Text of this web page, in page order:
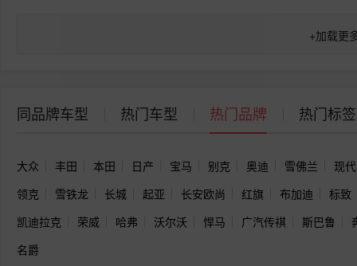
+加载更
同品牌车型 热门车型 热门品牌 热门标签
大众 丰田 本田 日产 宝马 别克 奥迪 雪佛兰
现代
领克
雪铁龙 长城 起亚 长安欧尚 红旗 布加迪
标致
凯迪拉克
荣威 哈弗 沃尔沃 悍马 广汽传祺 斯巴鲁
名爵